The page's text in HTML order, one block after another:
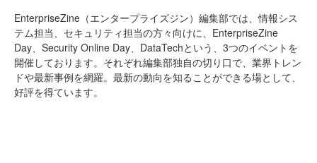
EnterpriseZine（エンタープライズジン）編集部では、情報シス
テム担当、セキュリティ担当の方々向けに、EnterpriseZine
Day、Security Online Day、DataTechという、3つのイベントを
開催しております。それぞれ編集部独自の切り口で、業界トレン
ドや最新事例を網羅。最新の動向を知ることができる場として、
好評を得ています。